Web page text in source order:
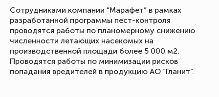
Сотрудниками компании “Марафет” в рамках
разработанной программы пест-контроля
проводятся работы по планомерному снижению
численности летающих насекомых на
производственной площади более 5 000 м2.
Проводятся работы по минимизации рисков
попадания вредителей в продукцию АО “Гланит”.